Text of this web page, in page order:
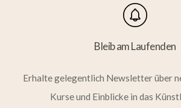
Bleib am Laufenden
Erhalte gelegentlich Newsletter über
Kurse und Einblicke in das